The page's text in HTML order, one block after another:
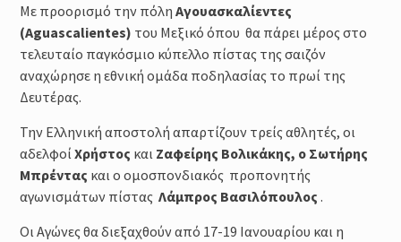
Mε προορισμό την πόλη Αγουασκαλίεντες
(Aguascalientes) του Μεξικό όπου θα πάρει μέρος στο
τελευταίο παγκόσμιο κύπελλο πίστας της σαιζόν
αναχώρησε η εθνική ομάδα ποδηλασίας το πρωί της
Δευτέρας.
Την Ελληνική αποστολή απαρτίζουν τρείς αθλητές, οι
αδελφοί Χρήστος και Ζαφείρης Βολικάκης, ο Σωτήρης
Μπρέντας και ο ομοσπονδιακός προπονητής
αγωνισμάτων πίστας Λάμπρος Βασιλόπουλος .
Οι Αγώνες θα διεξαχθούν από 17-19 Ιανουαρίου και η